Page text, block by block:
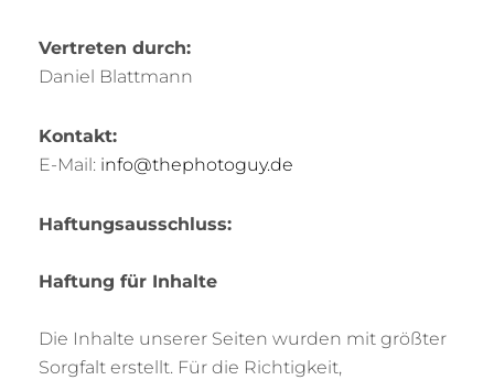
Vertreten durch:
Daniel Blattmann
Kontakt:
E-Mail: info@thephotoguy.de
Haftungsausschluss:
Haftung für Inhalte
Die Inhalte unserer Seiten wurden mit größter
Sorgfalt erstellt. Für die Richtigkeit,